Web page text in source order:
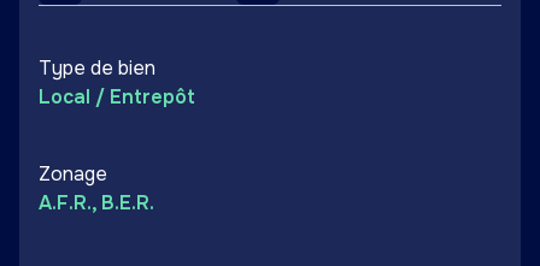
Type de bien
Local / Entrepôt
Zonage
A.F.R., B.E.R.